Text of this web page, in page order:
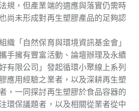
規，但產業端的適應與落實仍需時
尚未形成對再生塑膠產品的足夠認
織「自然保育與環境資訊基金會」
手擁有豐富活動、論壇辦理及永續
有限公司」發起循環小聚線上系列
應用經驗之業者，以及深耕再生塑
，一同探討再生塑膠於食品容器的
環保議題者，以及相關從業者從中